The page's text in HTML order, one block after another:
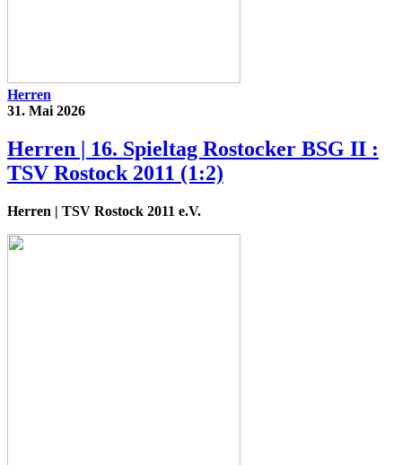
Herren
31. Mai 2026
Herren | 16. Spieltag Rostocker BSG II :
TSV Rostock 2011 (1:2)
Herren | TSV Rostock 2011 e.V.